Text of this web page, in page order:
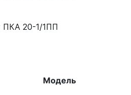
ПКА 20-1/1ПП
10-1/1ПМ-01
ПКА 10-1/1ПП
Модель